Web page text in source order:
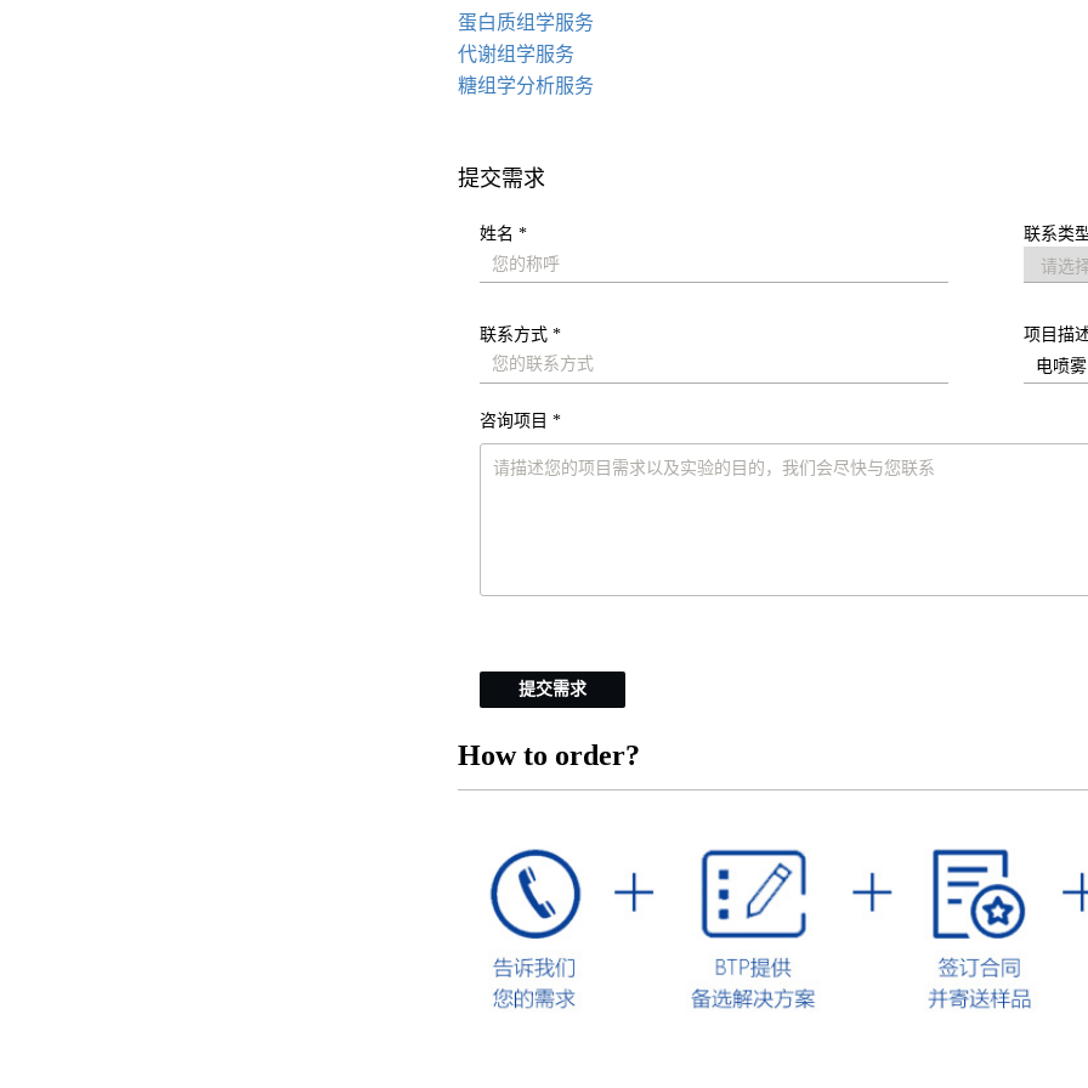
蛋白质组学服务
代谢组学服务
糖组学分析服务
提交需求
姓名 * 联系类
联系方式 * 项目描
咨询项目 *
提交需求
How to order?